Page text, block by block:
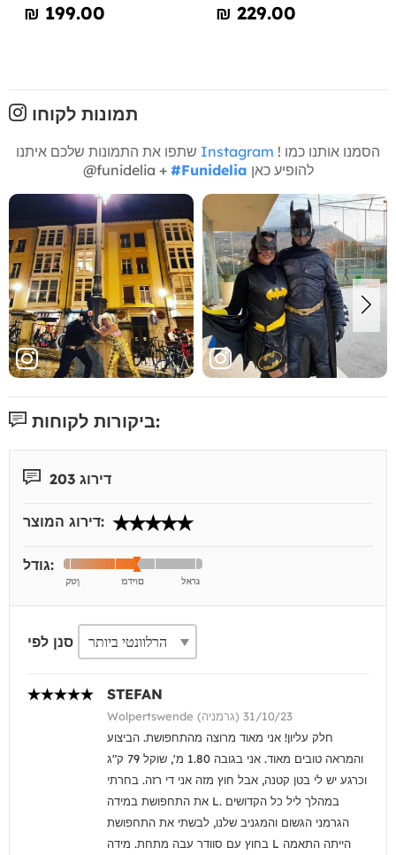
₪‎ 199.00 ₪‎ 229.00
תמונות לקוחו
Instagram ! הסמנו אותנו כמו
@funidelia + #Funidelia להופיע כאן
ביקורות לקוחות:
דירוג 203
דירוג המוצר:
גודל:
סנן לפי
STEFAN
Wolpertswende (גרמניה) 31/10/23
חלק עליון! אני מאוד מרוצה מהתחפושת. הביצוע
והמראה טובים מאוד. אני בגובה 1.80 מ', שוקל 79 ק"ג
וכרגע יש לי בטן קטנה, אבל חוץ מזה אני די רזה. בחרתי
את התחפושת במידה L. במהלך ליל כל הקדושים
הגרמני הגשום והמגניב שלנו, לבשתי את התחפושת
בחוץ עם סוודר עבה מתחת. מידה L הייתה התאמה